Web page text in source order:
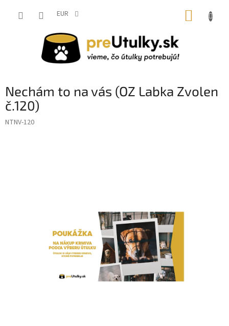
EUR
Nechám to na vás (OZ Labka Zvolen
č.120)
NTNV-120